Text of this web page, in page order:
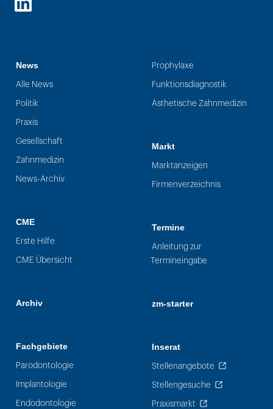
LinkedIn
News
Alle News
Politik
Praxis
Gesellschaft
Zahnmedizin
News-Archiv
CME
Erste Hilfe
CME Übersicht
Archiv
Fachgebiete
Parodontologie
Implantologie
Endodontologie
Prophylaxe
Funktionsdiagnostik
Ästhetische Zahnmedizin
Markt
Marktanzeigen
Firmenverzeichnis
Termine
Anleitung zur
Termineingabe
zm-starter
Inserat
Stellenangebote
Stellengesuche
Praxismarkt